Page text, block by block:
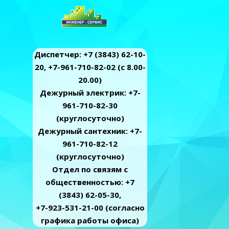
Диспетчер: +7 (3843) 62-10-
20, +7-961-710-82-02 (c 8.00-
20.00)
Дежурный электрик: +7-
961-710-82-30
(круглосуточно)
Дежурный сантехник: +7-
961-710-82-12
(круглосуточно)
Отдел по связям с
общественностью: +7
(3843) 62-05-30,
+7-923-531-21-00 (согласно
графика работы офиса)